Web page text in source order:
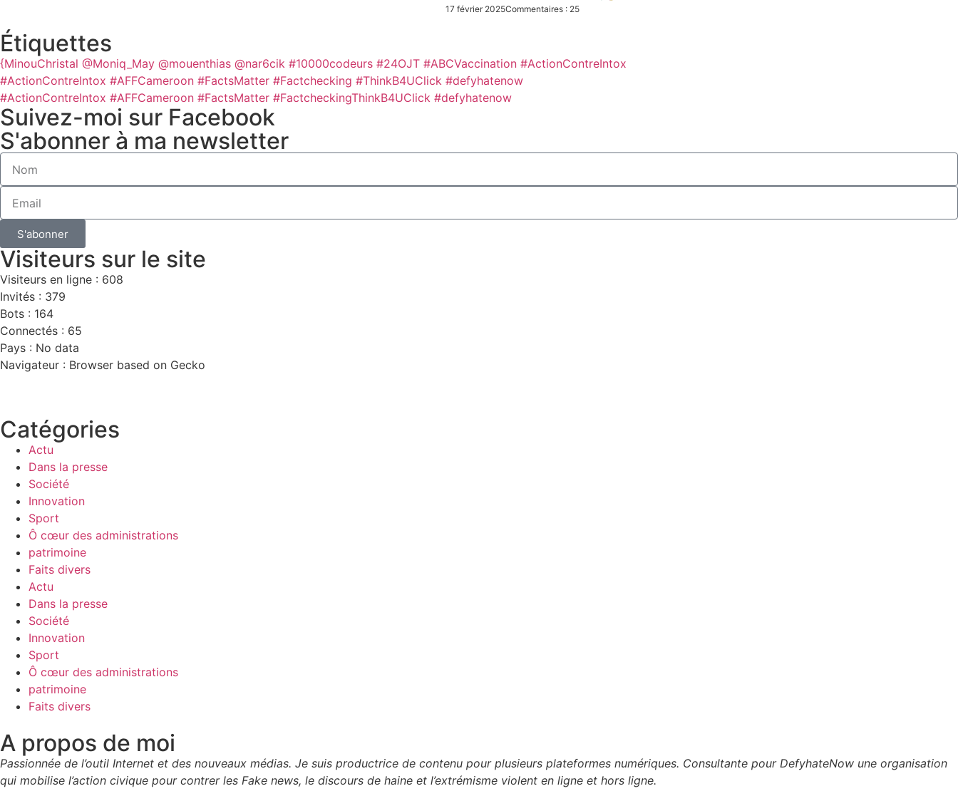
17 février 2025Commentaires : 25
Étiquettes
{MinouChristal @Moniq_May @mouenthias @nar6cik #10000codeurs #24OJT #ABCVaccination #ActionContreIntox
#ActionContreIntox #AFFCameroon #FactsMatter #Factchecking #ThinkB4UClick #defyhatenow
#ActionContreIntox #AFFCameroon #FactsMatter #FactcheckingThinkB4UClick #defyhatenow
Suivez-moi sur Facebook
S'abonner à ma newsletter
S'abonner
Visiteurs sur le site
Visiteurs en ligne : 608
Invités : 379
Bots : 164
Connectés : 65
Pays : No data
Navigateur : Browser based on Gecko
Catégories
Actu
Dans la presse
Société
Innovation
Sport
Ô cœur des administrations
patrimoine
Faits divers
Actu
Dans la presse
Société
Innovation
Sport
Ô cœur des administrations
patrimoine
Faits divers
A propos de moi
Passionnée de l’outil Internet et des nouveaux médias. Je suis productrice de contenu pour plusieurs plateformes numériques. Consultante pour DefyhateNow une organisation
qui mobilise l’action civique pour contrer les Fake news, le discours de haine et l’extrémisme violent en ligne et hors ligne.